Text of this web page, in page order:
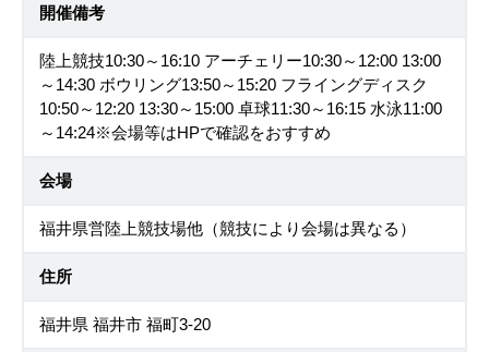
開催備考
陸上競技10:30～16:10 アーチェリー10:30～12:00 13:00
～14:30 ボウリング13:50～15:20 フライングディスク
10:50～12:20 13:30～15:00 卓球11:30～16:15 水泳11:00
～14:24※会場等はHPで確認をおすすめ
会場
福井県営陸上競技場他（競技により会場は異なる）
住所
福井県 福井市 福町3-20